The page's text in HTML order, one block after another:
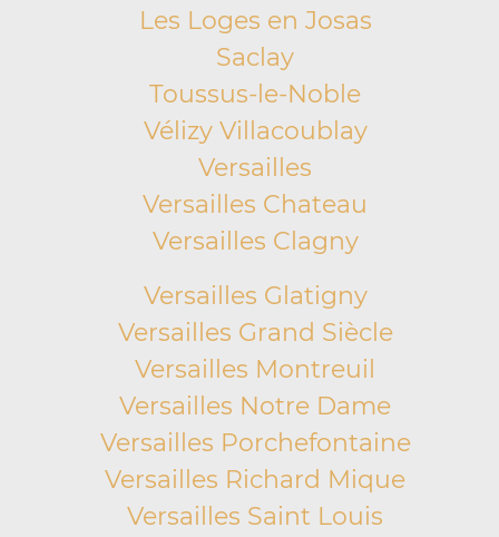
Les Loges en Josas
Saclay
Toussus-le-Noble
Vélizy Villacoublay
Versailles
Versailles Chateau
Versailles Clagny
Versailles Glatigny
Versailles Grand Siècle
Versailles Montreuil
Versailles Notre Dame
Versailles Porchefontaine
Versailles Richard Mique
Versailles Saint Louis